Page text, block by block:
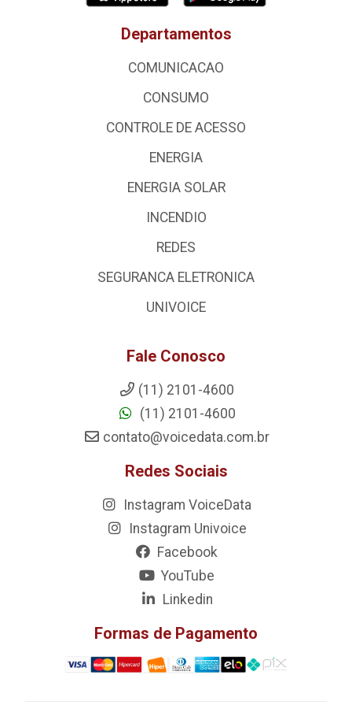
Departamentos
COMUNICACAO
CONSUMO
CONTROLE DE ACESSO
ENERGIA
ENERGIA SOLAR
INCENDIO
REDES
SEGURANCA ELETRONICA
UNIVOICE
Fale Conosco
(11) 2101-4600
(11) 2101-4600
contato@voicedata.com.br
Redes Sociais
Instagram VoiceData
Instagram Univoice
Facebook
YouTube
Linkedin
Formas de Pagamento